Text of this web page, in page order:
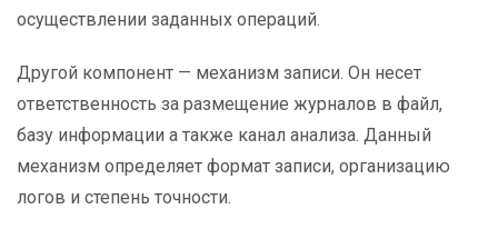
осуществлении заданных операций.
Другой компонент — механизм записи. Он несет
ответственность за размещение журналов в файл,
базу информации а также канал анализа. Данный
механизм определяет формат записи, организацию
логов и степень точности.